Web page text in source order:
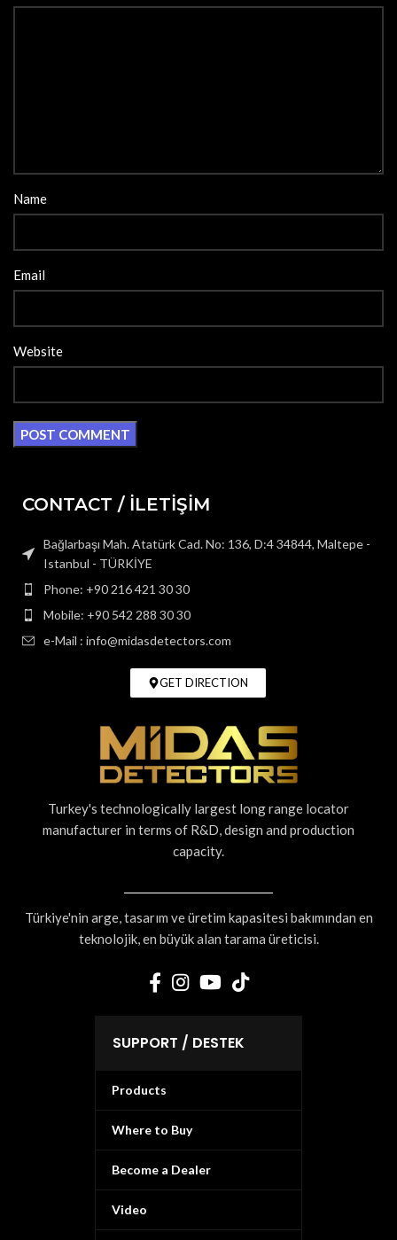
Name
Email
Website
CONTACT / İLETİŞİM
Bağlarbaşı Mah. Atatürk Cad. No: 136, D:4 34844, Maltepe -
Istanbul - TÜRKİYE
Phone: +90 216 421 30 30
Mobile: +90 542 288 30 30
e-Mail : info@midasdetectors.com
GET DIRECTION
Turkey's technologically largest long range locator
manufacturer in terms of R&D, design and production
capacity.
Türkiye'nin arge, tasarım ve üretim kapasitesi bakımından en
teknolojik, en büyük alan tarama üreticisi.
SUPPORT / DESTEK
Products
Where to Buy
Become a Dealer
Video